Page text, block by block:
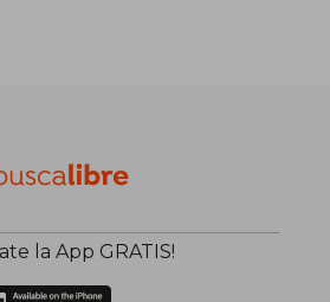
la App GRATIS!